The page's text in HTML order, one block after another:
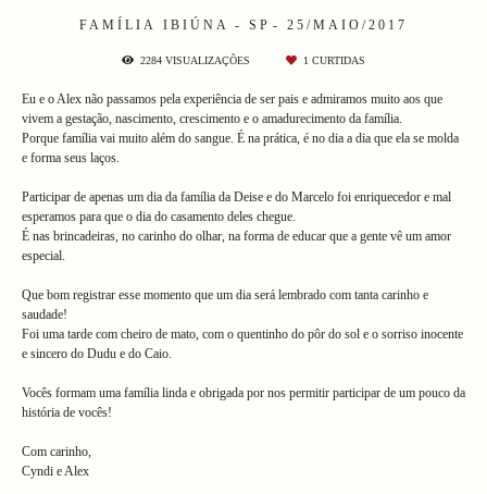
FAMÍLIA IBIÚNA - SP 25/MAIO/2017
2284 VISUALIZAÇÕES 1 CURTIDAS
Eu e o Alex não passamos pela experiência de ser pais e admiramos muito aos que
vivem a gestação, nascimento, crescimento e o amadurecimento da família.
Porque família vai muito além do sangue. É na prática, é no dia a dia que ela se molda
e forma seus laços.
Participar de apenas um dia da família da Deise e do Marcelo foi enriquecedor e mal
esperamos para que o dia do casamento deles chegue.
É nas brincadeiras, no carinho do olhar, na forma de educar que a gente vê um amor
especial.
Que bom registrar esse momento que um dia será lembrado com tanta carinho e
saudade!
Foi uma tarde com cheiro de mato, com o quentinho do pôr do sol e o sorriso inocente
e sincero do Dudu e do Caio.
Vocês formam uma família linda e obrigada por nos permitir participar de um pouco da
história de vocês!
Com carinho,
Cyndi e Alex